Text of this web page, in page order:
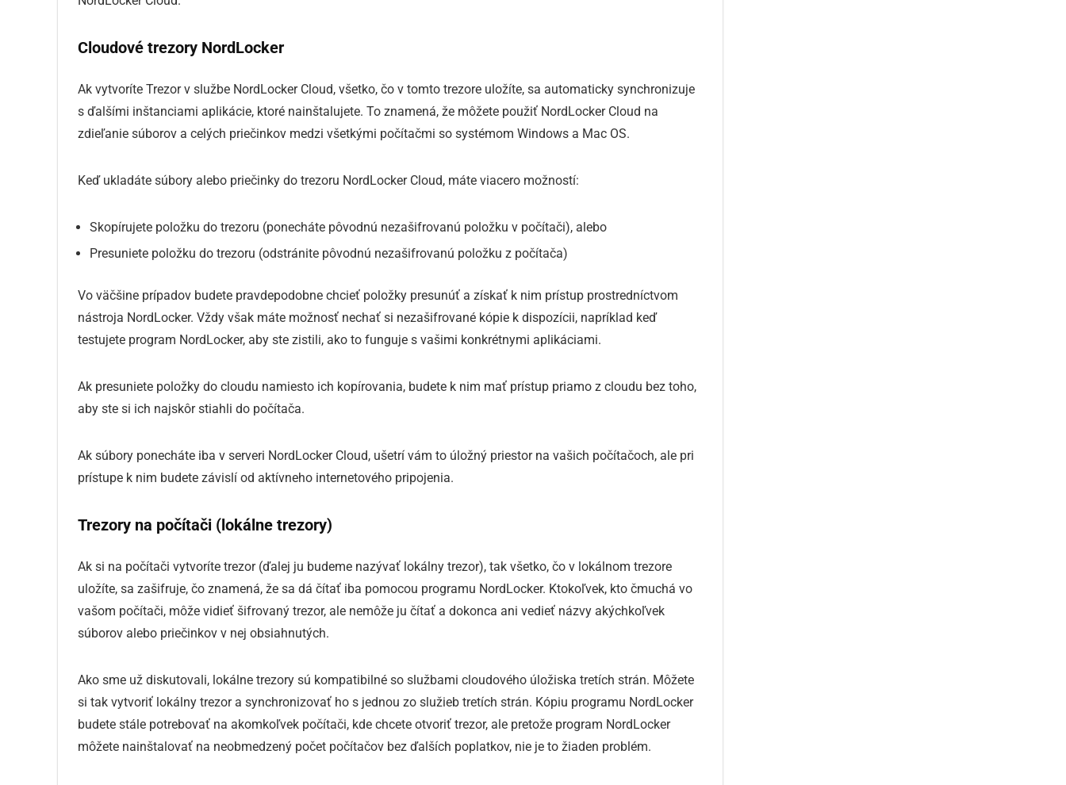
Cloudové trezory NordLocker
Ak vytvoríte Trezor v službe NordLocker Cloud, všetko, čo v tomto trezore uložíte, sa automaticky synchronizuje
s ďalšími inštanciami aplikácie, ktoré nainštalujete. To znamená, že môžete použiť NordLocker Cloud na
zdieľanie súborov a celých priečinkov medzi všetkými počítačmi so systémom Windows a Mac OS.
Keď ukladáte súbory alebo priečinky do trezoru NordLocker Cloud, máte viacero možností:
Skopírujete položku do trezoru (ponecháte pôvodnú nezašifrovanú položku v počítači), alebo
Presuniete položku do trezoru (odstránite pôvodnú nezašifrovanú položku z počítača)
Vo väčšine prípadov budete pravdepodobne chcieť položky presunúť a získať k nim prístup prostredníctvom
nástroja NordLocker. Vždy však máte možnosť nechať si nezašifrované kópie k dispozícii, napríklad keď
testujete program NordLocker, aby ste zistili, ako to funguje s vašimi konkrétnymi aplikáciami.
Ak presuniete položky do cloudu namiesto ich kopírovania, budete k nim mať prístup priamo z cloudu bez toho,
aby ste si ich najskôr stiahli do počítača.
Ak súbory ponecháte iba v serveri NordLocker Cloud, ušetrí vám to úložný priestor na vašich počítačoch, ale pri
prístupe k nim budete závislí od aktívneho internetového pripojenia.
Trezory na počítači (lokálne trezory)
Ak si na počítači vytvoríte trezor (ďalej ju budeme nazývať lokálny trezor), tak všetko, čo v lokálnom trezore
uložíte, sa zašifruje, čo znamená, že sa dá čítať iba pomocou programu NordLocker. Ktokoľvek, kto čmuchá vo
vašom počítači, môže vidieť šifrovaný trezor, ale nemôže ju čítať a dokonca ani vedieť názvy akýchkoľvek
súborov alebo priečinkov v nej obsiahnutých.
Ako sme už diskutovali, lokálne trezory sú kompatibilné so službami cloudového úložiska tretích strán. Môžete
si tak vytvoriť lokálny trezor a synchronizovať ho s jednou zo služieb tretích strán. Kópiu programu NordLocker
budete stále potrebovať na akomkoľvek počítači, kde chcete otvoriť trezor, ale pretože program NordLocker
môžete nainštalovať na neobmedzený počet počítačov bez ďalších poplatkov, nie je to žiaden problém.